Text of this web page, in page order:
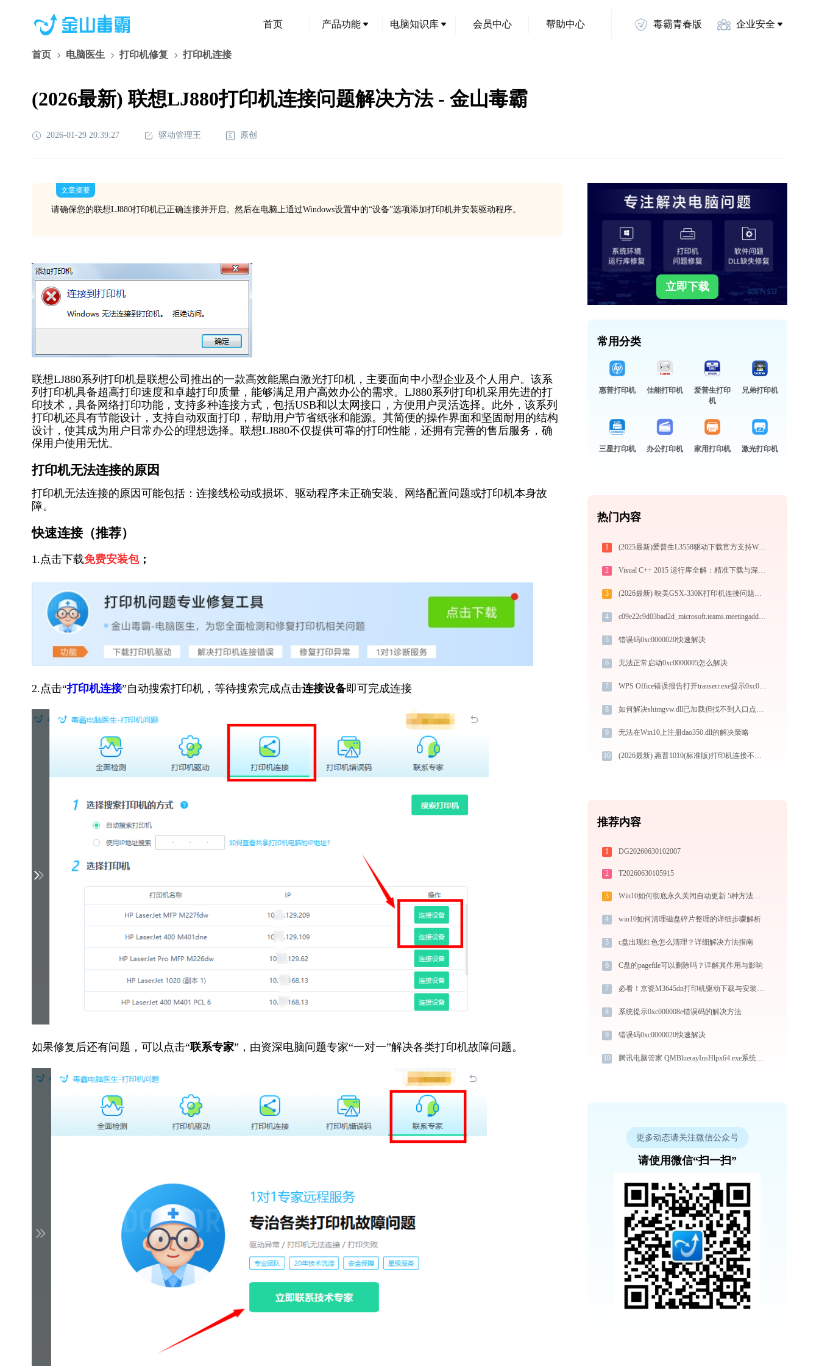
首页 产品功能 电脑知识库 会员中心 帮助中心 毒霸青春版 企业安全
首页 电脑医生 打印机修复 打印机连接
(2026最新) 联想LJ880打印机连接问题解决方法 - 金山毒霸
2026-01-29 20:39:27 驱动管理王 原创
文章摘要
请确保您的联想LJ880打印机已正确连接并开启。然后在电脑上通过Windows设置中的“设备”选项添加打印机并安装驱动程序。
联想LJ880系列打印机是联想公司推出的一款高效能黑白激光打印机，主要面向中小型企业及个人用户。该系
列打印机具备超高打印速度和卓越打印质量，能够满足用户高效办公的需求。LJ880系列打印机采用先进的打
印技术，具备网络打印功能，支持多种连接方式，包括USB和以太网接口，方便用户灵活选择。此外，该系列
打印机还具有节能设计，支持自动双面打印，帮助用户节省纸张和能源。其简便的操作界面和坚固耐用的结构
设计，使其成为用户日常办公的理想选择。联想LJ880不仅提供可靠的打印性能，还拥有完善的售后服务，确
保用户使用无忧。
打印机无法连接的原因
打印机无法连接的原因可能包括：连接线松动或损坏、驱动程序未正确安装、网络配置问题或打印机本身故
障。
快速连接（推荐）
1.点击下载免费安装包；
2.点击“打印机连接”自动搜索打印机，等待搜索完成点击连接设备即可完成连接
如果修复后还有问题，可以点击“联系专家”，由资深电脑问题专家“一对一”解决各类打印机故障问题。
立即下载
常用分类
惠普打印机 佳能打印机
爱普生打印
机
兄弟打印机
三星打印机 办公打印机 家用打印机 激光打印机
热门内容
1 (2025最新)爱普生L3558驱动下载官方支持Win10/Win11
2 Visual C++ 2015 运行库全解：精准下载与深度修复指南-毒霸
3 (2026最新) 映美GSX-330K打印机连接问题及解决方法
4 c09e22c9d03bad2d_microsoft.teams.meetingaddin.resources.dll下载
5 错误码0xc0000020快速解决
6 无法正常启动0xc0000005怎么解决
7 WPS Office错误报告打开transerr.exe提示0xc000000d错误码怎么办
8 如何解决shimgvw.dll已加载但找不到入口点的问题
9 无法在Win10上注册dao350.dll的解决策略
10 (2026最新) 惠普1010(标准版)打印机连接不上？解决方法详解 - 金山毒霸
推荐内容
1 DG20260630102007
2 T20260630105915
3 Win10如何彻底永久关闭自动更新 5种方法教你永久关闭win10自动更新
4 win10如何清理磁盘碎片整理的详细步骤解析
5 c盘出现红色怎么清理？详细解决方法指南
6 C盘的pagefile可以删除吗？详解其作用与影响
7 必看！京瓷M3645dn打印机驱动下载与安装的正确姿势
8 系统提示0xc000008e错误码的解决方法
9 错误码0xc0000020快速解决
10 腾讯电脑管家 QMBluerayInsHlpx64.exe系统错误vcruntime140.dll丢失如何解决
更多动态请关注微信公众号
请使用微信“扫一扫”